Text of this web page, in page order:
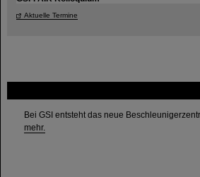
Bei GSI entsteht das neue
mehr.
Aktuelle Termine